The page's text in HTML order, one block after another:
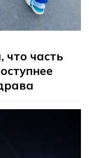
часть